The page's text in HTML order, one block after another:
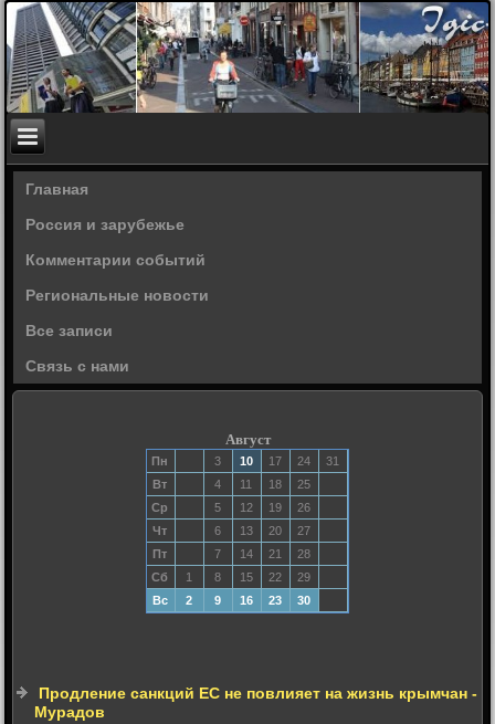
Главная
Россия и зарубежье
Комментарии событий
Региональные новости
Все записи
Связь с нами
Август
Пн 3 10 17 24
31
Вт
4 11 18
25
Ср
5 12 19
26
Чт
6 13 20
27
Пт
7 14 21
28
Сб
1 8 15 22
29
Вс
2 9 16 23 30
Продление санкций ЕС не повлияет на жизнь крымчан -
Мурадов